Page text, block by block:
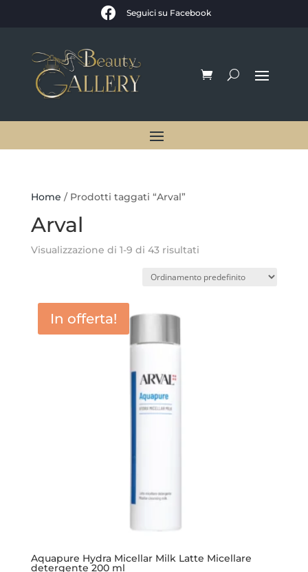
 Seguici su Facebook
Home / Prodotti taggati “Arval”
Arval
Visualizzazione di 1-9 di 43 risultati
In offerta!
Aquapure Hydra Micellar Milk Latte Micellare
detergente 200 ml